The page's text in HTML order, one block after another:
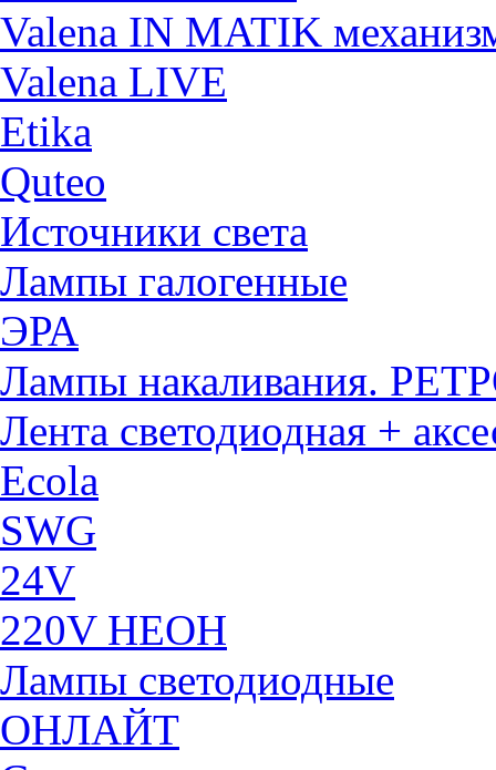
Valena IN MATIK
Valena LIVE
Etika
Quteo
Источники света
Лампы галогенные
ЭРА
Лампы накаливания.
Лента светодиодная +
Ecola
SWG
24V
220V НЕОН
Лампы светодиодные
ОНЛАЙТ